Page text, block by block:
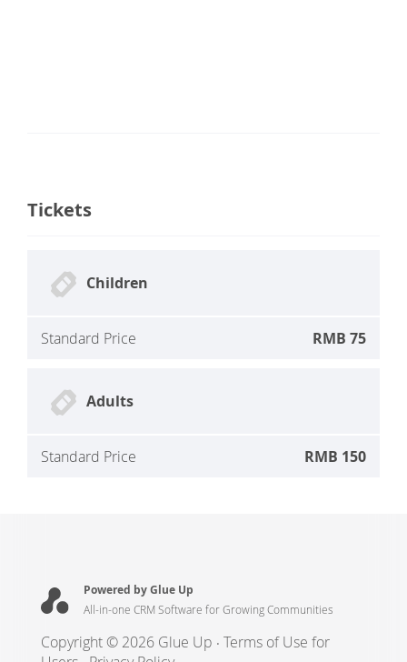
Tickets
Children
Standard Price RMB 75
Adults
Standard Price RMB 150
Powered by Glue Up
All-in-one CRM Software for Growing Communities
Copyright © 2026 Glue Up Terms of Use for